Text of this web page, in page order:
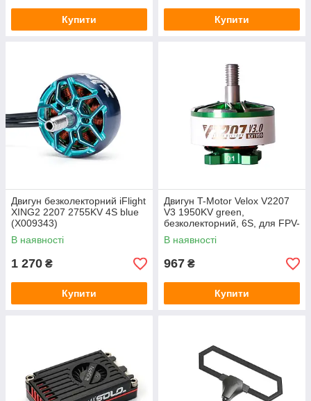
Купити Купити
Двигун безколекторний iFlight
XING2 2207 2755KV 4S blue
(X009343)
В наявності
1 270 ₴
Купити
Двигун T-Motor Velox V2207
V3 1950KV green,
безколекторний, 6S, для FPV-
дронів та гонок, 1050,5 Вт.
В наявності
967 ₴
Купити